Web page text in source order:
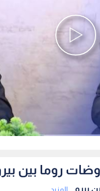
روما بين
بيرو...المزيد